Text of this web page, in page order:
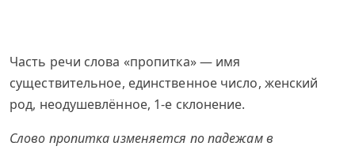
Часть речи слова «пропитка» — имя
существительное, единственное число, женский
род, неодушевлённое, 1-е склонение.
Слово пропитка изменяется по падежам в